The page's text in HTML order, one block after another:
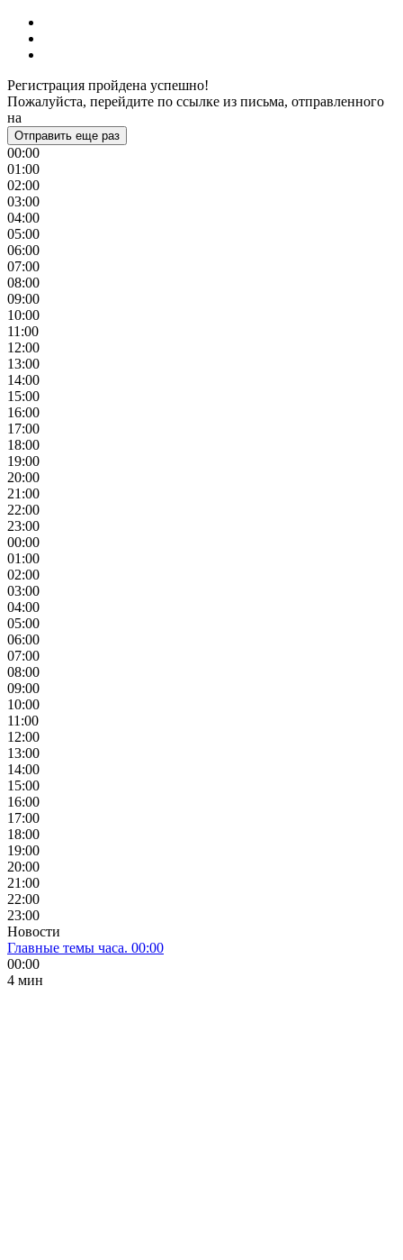
Регистрация пройдена успешно!
Пожалуйста, перейдите по ссылке из письма, отправленного
на
Отправить еще раз
00:00
01:00
02:00
03:00
04:00
05:00
06:00
07:00
08:00
09:00
10:00
11:00
12:00
13:00
14:00
15:00
16:00
17:00
18:00
19:00
20:00
21:00
22:00
23:00
00:00
01:00
02:00
03:00
04:00
05:00
06:00
07:00
08:00
09:00
10:00
11:00
12:00
13:00
14:00
15:00
16:00
17:00
18:00
19:00
20:00
21:00
22:00
23:00
Новости
Главные темы часа. 00:00
00:00
4 мин